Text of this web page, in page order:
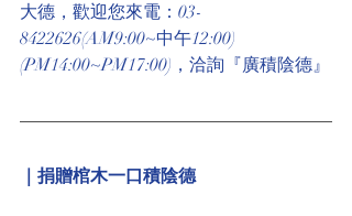
大德，歡迎您來電：03-
8422626(AM9:00~中午12:00)
(PM14:00~PM17:00)，洽詢『廣積陰德』
｜捐贈棺木一口積陰德